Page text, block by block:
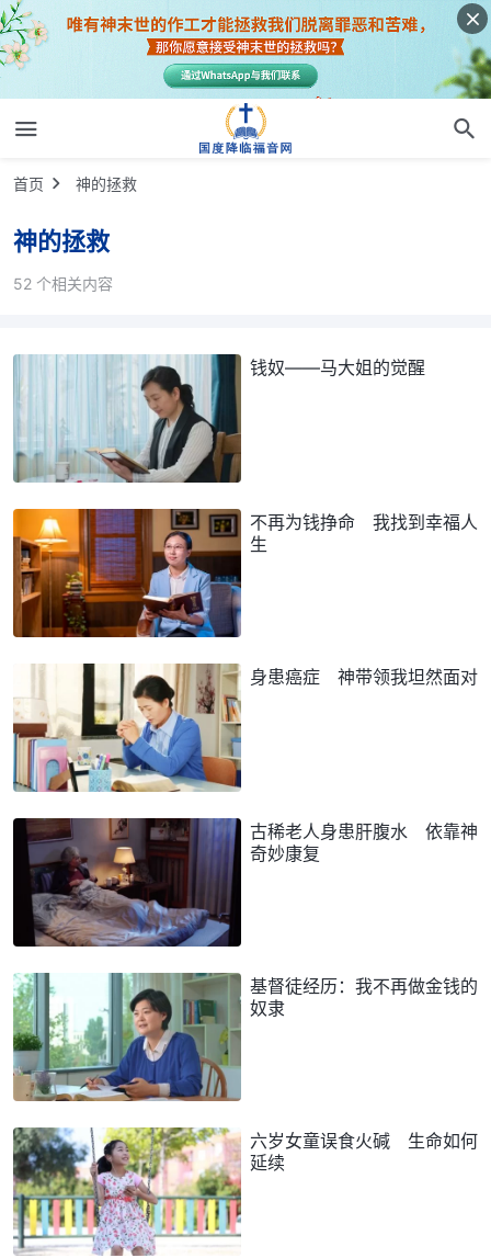
首页 神的拯救
神的拯救
52 个相关内容
钱奴——马大姐的觉醒
不再为钱挣命 我找到幸福人
生
身患癌症 神带领我坦然面对
古稀老人身患肝腹水 依靠神
奇妙康复
基督徒经历：我不再做金钱的
奴隶
六岁女童误食火碱 生命如何
延续